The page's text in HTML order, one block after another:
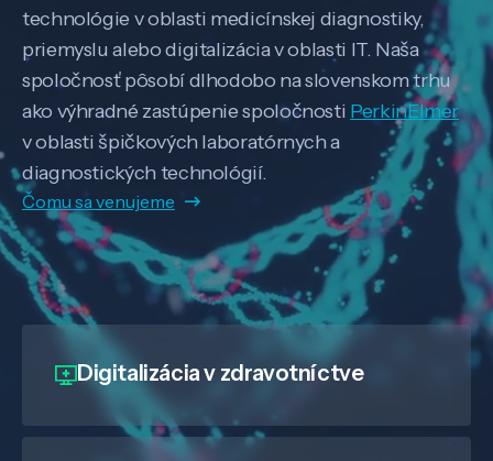
technológie v oblasti medicínskej diagnostiky,
priemyslu alebo digitalizácia v oblasti IT. Naša
spoločnosť pôsobí dlhodobo na slovenskom trhu
ako výhradné zastúpenie spoločnosti PerkinElmer
v oblasti špičkových laboratórnych a
diagnostických technológií.
Čomu sa venujeme
Digitalizáciav zdravotníctve